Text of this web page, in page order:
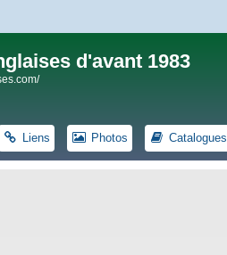
d'avant 1983
Liens Photos Catalogues